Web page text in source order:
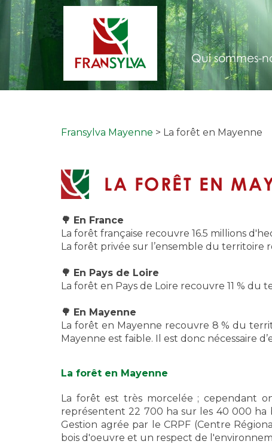
Qui sommes-
Fransylva Mayenne > La forêt en Mayenne
LA FORÊT EN
🌳 En France
La forêt française recouvre 16.5 millions
La forêt privée sur l’ensemble du territoire
🌳 En Pays de Loire
La forêt en Pays de Loire recouvre 11 % du
🌳 En Mayenne
La forêt en Mayenne recouvre 8 % du
Mayenne est faible. Il est donc nécessaire
La forêt en Mayenne
La forêt est très morcelée ; cependant
représentent 22 700 ha sur les 40 000 ha
Gestion agrée par le CRPF (Centre
bois d'oeuvre et un respect de